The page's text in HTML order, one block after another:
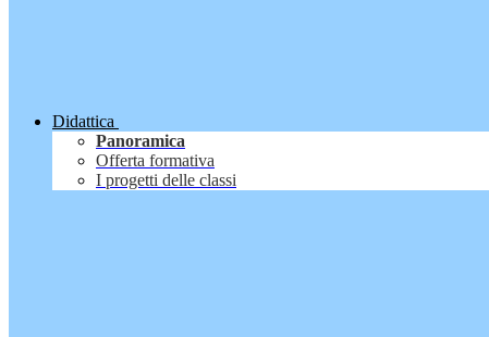
Didattica
Panoramica
Offerta formativa
I progetti delle classi